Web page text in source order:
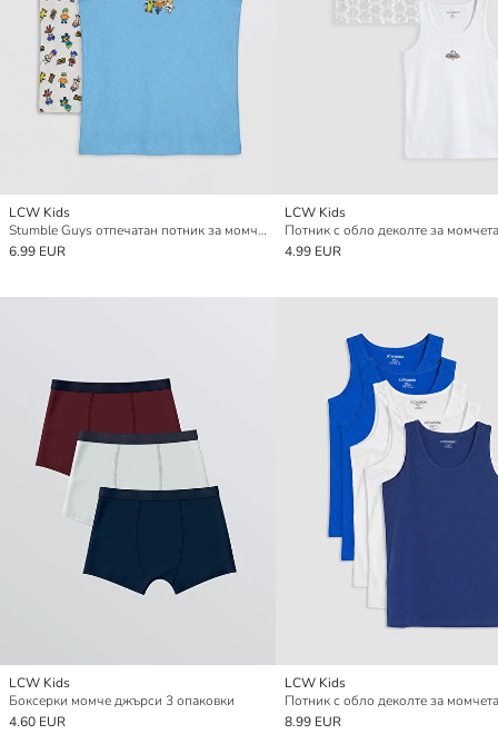
LCW Kids
Stumble Guys отпечатан потник за момчета 2 опаковки
6.99 EUR
LCW Kids
4.99 EUR
LCW Kids
Боксерки момче джърси 3 опаковки
4.60 EUR
LCW Kids
8.99 EUR